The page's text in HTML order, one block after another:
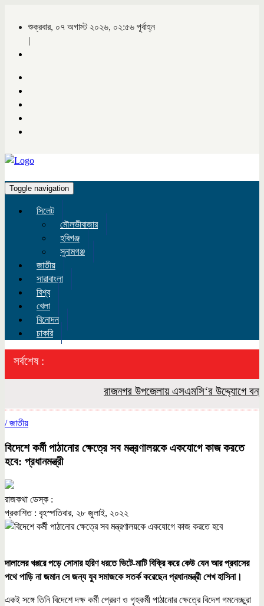
শুক্রবার, ০৭ অগাস্ট ২০২৬, ০২:৫৬ পূর্বাহ্ন
|
Toggle navigation
সিলেট
মৌলভীবাজার
হবিগঞ্জ
সুনামগঞ্জ
জাতীয়
সারাবাংলা
বিশ্ব
খেলা
বিনোদন
চাকরি
সর্বশেষ :
রাজনগর উপজেলায় এসএমসি‘র উদ্দ্যোগে বন্যা
/জাতীয়
বিদেশে কর্মী পাঠানোর ক্ষেত্রে সব মন্ত্রণালয়কে একযোগে কাজ করতে
হবে: প্রধানমন্ত্রী
রাজকথা ডেস্ক :
প্রকাশিত : বৃহস্পতিবার, ২৮ জুলাই, ২০২২
দালালের খপ্পরে পড়ে সোনার হরিণ ধরতে ভিটে-মাটি বিক্রি করে কেউ যেন আর প্রবাসের
পথে পাড়ি না জমান সে জন্য যুব সমাজকে সতর্ক করেছেন প্রধানমন্ত্রী শেখ হাসিনা।
একই সঙ্গে তিনি বিদেশে দক্ষ কর্মী প্রেরণ ও গৃহকর্মী পাঠানোর ক্ষেত্রে বিদেশ গমনেচ্ছুরা